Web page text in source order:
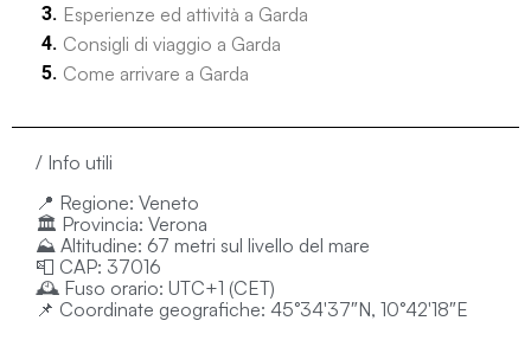
Esperienze ed attività a Garda
Consigli di viaggio a Garda
Come arrivare a Garda
/ Info utili
📍 Regione: Veneto
🏛️ Provincia: Verona
⛰️ Altitudine: 67 metri sul livello del mare
📮 CAP: 37016
🕰️ Fuso orario: UTC+1 (CET)
📌 Coordinate geografiche: 45°34′37″N, 10°42′18″E